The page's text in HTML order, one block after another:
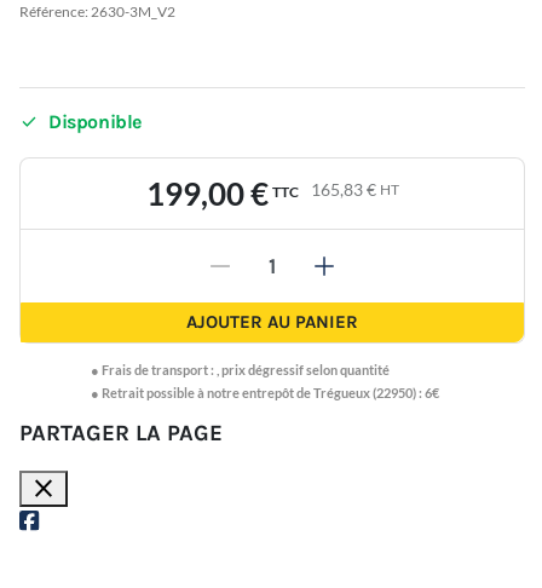
Référence: 2630-3M_V2
 Disponible
199,00 € TTC 165,83 € HT
- +
AJOUTER AU PANIER
● Frais de transport : prix dégressif selon quantité
● Retrait possible à notre entrepôt de Trégueux (22950) : 6€
PARTAGER LA PAGE
close